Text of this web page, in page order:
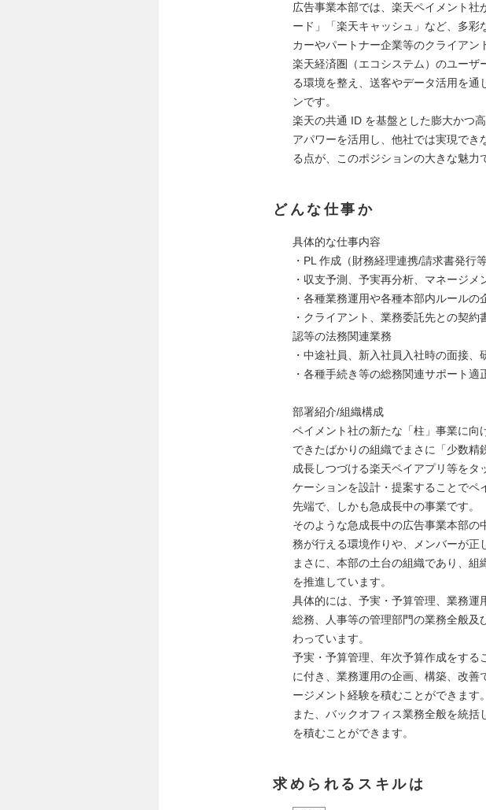
広告事業本部では、楽天ペイメント社
ード」「楽天キャッシュ」など、多
カーやパートナー企業等のクライアン
楽天経済圏（エコシステム）のユーザ
る環境を整え、送客やデータ活用を通
ンです。
楽天の共通 ID を基盤とした膨大かつ
アパワーを活用し、他社では実現でき
る点が、このポジションの大きな魅力
どんな仕事か
具体的な仕事内容
・PL 作成（財務経理連携/請求書発行
・収支予測、予実再分析、マネージ
・各種業務運用や各種本部内ルール
・クライアント、業務委託先との契
認等の法務関連業務
・中途社員、新入社員入社時の面接
・各種手続き等の総務関連サポート適
部署紹介/組織構成
ペイメント社の新たな「柱」事業に
できたばかりの組織でまさに「少数精
成長しつづける楽天ペイアプリ等を
ケーションを設計・提案することで
先端で、しかも急成長中の事業です。
そのような急成長中の広告事業本部
務が行える環境作りや、メンバーが正
まさに、本部の土台の組織であり、
を推進しています。
具体的には、予実・予算管理、業務運
総務、人事等の管理部門の業務全般
わっています。
予実・予算管理、年次予算作成をす
に付き、業務運用の企画、構築、改
ージメント経験を積むことができます。
また、バックオフィス業務全般を統
を積むことができます。
求められるスキルは